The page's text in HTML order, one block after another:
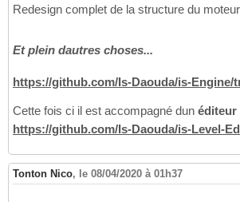
Redesign complet de la structure du moteur
Et plein dautres choses...
https://github.com/Is-Daouda/is-Engine/
Cette fois ci il est accompagné dun éditeur
https://github.com/Is-Daouda/is-Level-
Tonton Nico, le 08/04/2020 à 01h37